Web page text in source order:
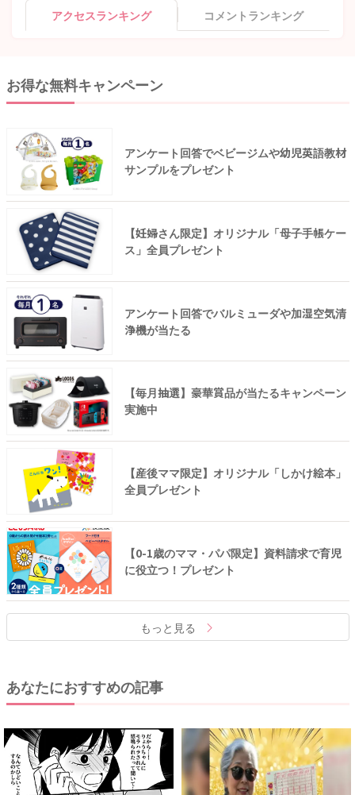
アクセスランキング コメントランキング
お得な無料キャンペーン
アンケート回答でベビージムや幼児英語教材
サンプルをプレゼント
【妊婦さん限定】オリジナル「母子手帳ケー
ス」全員プレゼント
アンケート回答でバルミューダや加湿空気清
浄機が当たる
【毎月抽選】豪華賞品が当たるキャンペーン
実施中
【産後ママ限定】オリジナル「しかけ絵本」
全員プレゼント
【0-1歳のママ・パパ限定】資料請求で育児
に役立つ！プレゼント
もっと見る
あなたにおすすめの記事